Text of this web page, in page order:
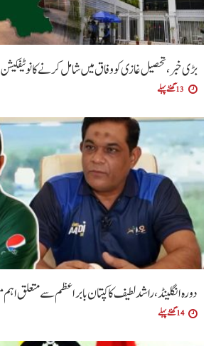
بڑی خبر، تحصیل غازی کو وفاق میں شامل کرنے کا
13 گھنٹے پہلے
دورہ انگلینڈ، راشد لطیف کا کپتان بابر اعظم سے متعلق اہم
14 گھنٹے پہلے